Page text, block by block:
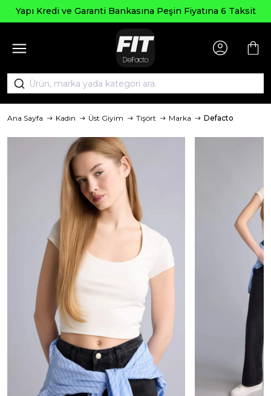
Yapı Kredi ve Garanti Bankasına Peşin Fiyatına 6 Taksit
Ana Sayfa Kadın Üst Giyim Tişört Marka Defacto